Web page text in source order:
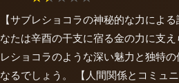
【サブレショコラの神秘的な力によ
なたは辛酉の干支に宿る金の力に支
レショコラのような深い魅力と独特
なるでしょう。 【人間関係とコミュ